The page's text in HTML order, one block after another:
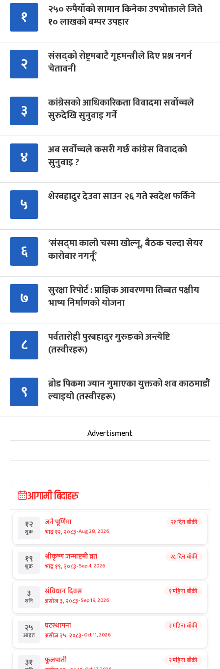
१
२५० रुपैयाँको सामान किनेका उपभोक्ताले जिते
१० लाखको बम्पर उपहार
२
संसद्को रोष्ट्रमबाटै गृहमन्त्रीले दिए प्रश्न नगर्न
चेतावनी
३
कांग्रेसको आधिकारिकता विवादमा सर्वोच्चले
सुरुदेखि सुनुवाइ गर्ने
४
अब सर्वोच्चले कसरी गर्छ कांग्रेस विवादको
सुनुवाइ ?
५ शेरबहादुर देउवा साउन २६ गते स्वदेश फर्किने
६
‘संसद्‍मा कालो चस्मा खोल्नू, बैठक चल्दा सेयर
कारोबार नगर्नू’
७
सुरक्षा रिपोर्ट : प्राज्ञिक आवरणमा तिब्बत पक्षीय
भाष्य निर्माणको योजना
८
पर्वतारोही पुरबहादुर गुरुङको अन्त्येष्टि
(तस्वीरहरू)
९
ब्रोड पिकमा ज्यान गुमाएका युक्तको शव काठमाडौं
ल्याइयो (तस्वीरहरू)
Advertisment
आगामी बिदाहरु
१२
शुक्र
जनै पूर्णिमा
भाद्र १२, २०८३-Aug 28, 2026
२१ दिन बाँकी
१९
शुक्र
श्रीकृष्ण जन्माष्टमी व्रत
भाद्र १९, २०८३-Sep 4, 2026
२८ दिन बाँकी
३
शनि
संविधान दिवस
असोज ३, २०८३-Sep 19, 2026
१ महिना बाँकी
२५
आइत
घटस्थापना
असोज २५, २०८३-Oct 11, 2026
२ महिना बाँकी
३१ फूलपाती २ महिना बाँकी